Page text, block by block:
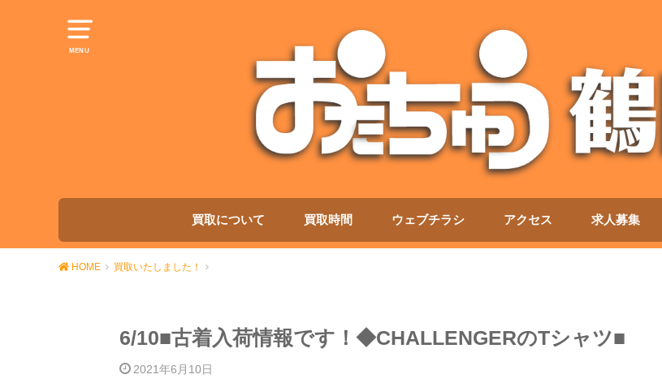
MENU
買取について 買取時間 ウェブチラシ アクセス 求人募集
HOME 買取いたしました！
6/10■古着入荷情報です！◆CHALLENGERのTシャツ■
2021年6月10日